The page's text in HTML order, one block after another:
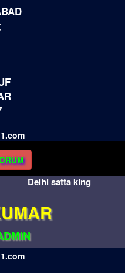
Delhi satta king